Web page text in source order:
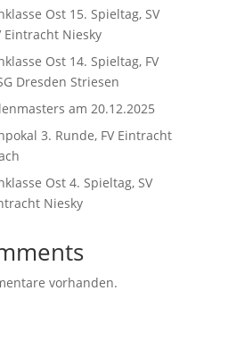
Ost 15. Spieltag, SV
Eintracht Niesky
Ost 14. Spieltag, FV
Dresden Striesen
am 20.12.2025
3. Runde, FV Eintracht
Ost 4. Spieltag, SV
Niesky
vorhanden.